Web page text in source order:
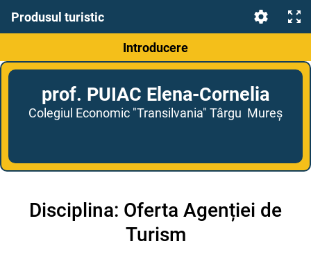
Produsul turistic
Introducere
prof. PUIAC Elena-Cornelia
Colegiul Economic "Transilvania" Târgu Mureș
Disciplina: Oferta Agenției de
Turism